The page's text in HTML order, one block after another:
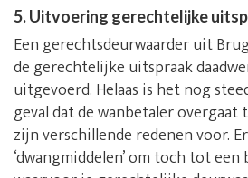
5. Uitvoering gerechtelijke
Een gerechtsdeurwaarder uit
de gerechtelijke uitspraak
uitgevoerd. Helaas is het nog
geval dat de wanbetaler
zijn verschillende redenen voor.
‘dwangmiddelen’ om toch tot